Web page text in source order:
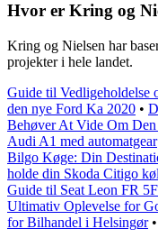
Hvor er Kring og
Kring og Nielsen har
projekter i hele landet.
Guide til Vedligeholdelse
den nye Ford Ka 2020 •
Behøver At Vide Om
Audi A1 med automatgear
Bilgo Køge: Din
holde din Skoda Citigo
Guide til Seat Leon FR
Ultimativ Oplevelse for
for Bilhandel i Helsingør•